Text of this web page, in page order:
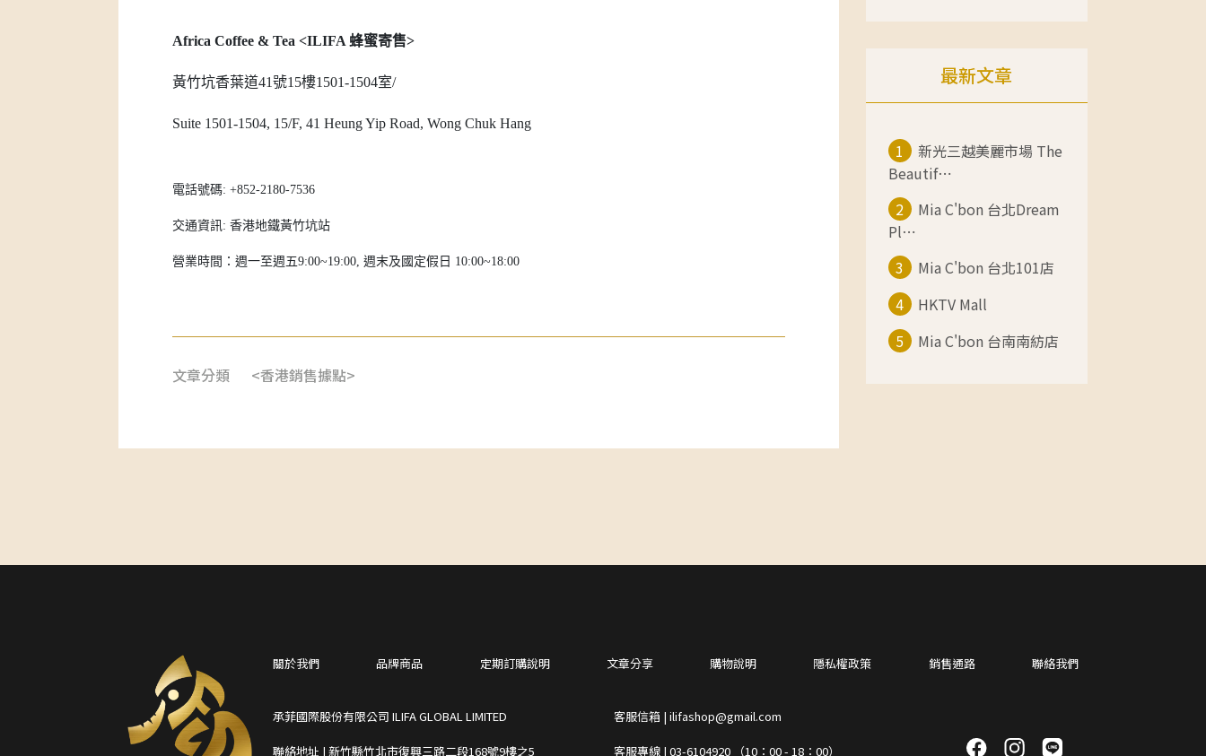
Africa Coffee & Tea <ILIFA 蜂蜜寄售>
黃竹坑香葉道41號15樓1501-1504室/
Suite 1501-1504, 15/F, 41 Heung Yip Road, Wong Chuk Hang
電話號碼: +852-2180-7536
交通資訊: 香港地鐵黃竹坑站
營業時間：週一至週五9:00~19:00, 週末及國定假日 10:00~18:00
文章分類 <香港銷售據點>
最新文章
1
新光三越美麗市場 The
Beautif⋯
2
Mia C'bon 台北Dream
Pl⋯
3
Mia C'bon 台北101店
4
HKTV Mall
5
Mia C'bon 台南南紡店
關於我們 品牌商品 定期訂購說明 文章分享 購物說明 隱私權政策 銷售通路 聯絡我們
承菲國際股份有限公司 ILIFA GLOBAL LIMITED
聯絡地址 | 新竹縣竹北市復興三路二段168號9樓之5
客服信箱 | ilifashop@gmail.com
客服專線 | 03-6104920 （10：00 - 18：00）